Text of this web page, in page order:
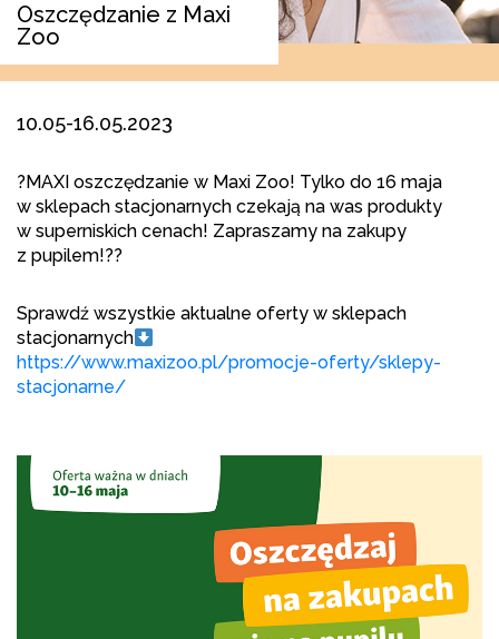
Oszczędzanie z Maxi
Zoo
10.05-16.05.2023
?MAXI oszczędzanie w Maxi Zoo! Tylko do 16 maja
w sklepach stacjonarnych czekają na was produkty
w superniskich cenach! Zapraszamy na zakupy
z pupilem!??
Sprawdź wszystkie aktualne oferty w sklepach
stacjonarnych
https://www.maxizoo.pl/promocje-oferty/sklepy-
stacjonarne/